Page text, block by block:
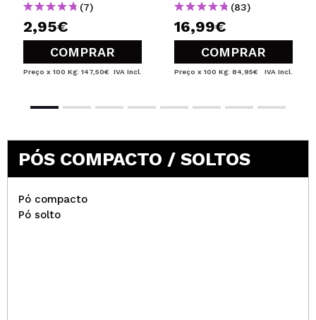
(7)
2,95€
COMPRAR
Preço x 100 Kg: 147,50€ IVA Incl.
(83)
16,99€
COMPRAR
Preço x 100 Kg: 84,95€ IVA Incl.
PÓS COMPACTO / SOLTOS
Pó compacto
Pó solto